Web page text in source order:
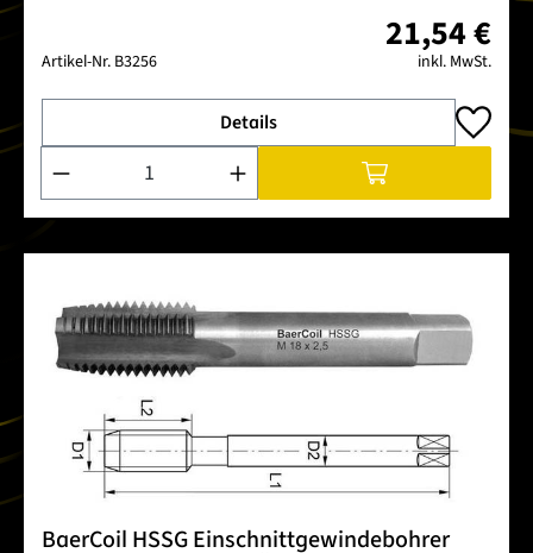
Artikel-Nr. B3256
21,54 €
inkl. MwSt.
Details
Produkt Anzahl: Gib den gewünschten Wert ein oder
BaerCoil HSSG Einschnittgewindebohrer